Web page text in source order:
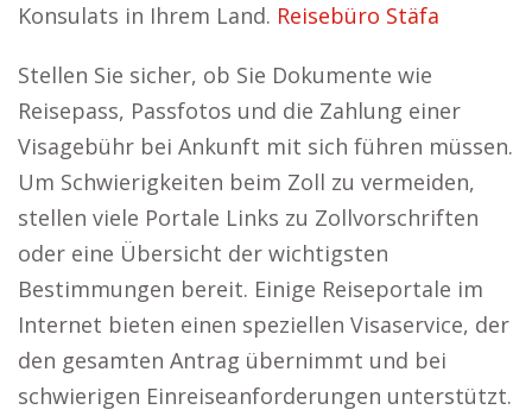
Konsulats in Ihrem Land. Reisebüro Stäfa
Stellen Sie sicher, ob Sie Dokumente wie
Reisepass, Passfotos und die Zahlung einer
Visagebühr bei Ankunft mit sich führen müssen.
Um Schwierigkeiten beim Zoll zu vermeiden,
stellen viele Portale Links zu Zollvorschriften
oder eine Übersicht der wichtigsten
Bestimmungen bereit. Einige Reiseportale im
Internet bieten einen speziellen Visaservice, der
den gesamten Antrag übernimmt und bei
schwierigen Einreiseanforderungen unterstützt.